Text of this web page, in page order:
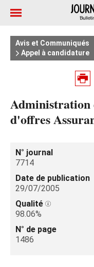
Avis et Communiqués
Appel à candidature
Administration
d'offres
N° journal
7714
Date de publication
29/07/2005
Qualité
98.06%
N° de page
1486